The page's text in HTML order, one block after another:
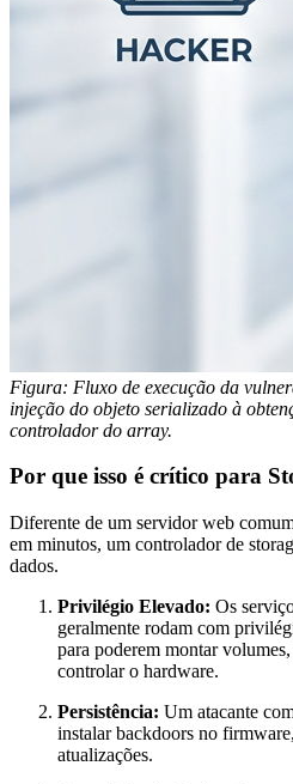
Figura: Fluxo de execução da
injeção do objeto serializado à
controlador do array.
Por que isso é crítico para
Diferente de um servidor web
em minutos, um controlador de
dados.
Privilégio Elevado: Os
geralmente rodam com
para poderem montar
controlar o hardware.
Persistência: Um atacante
instalar backdoors no
atualizações.